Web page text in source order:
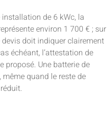
de 6 kWc, la
environ 1 700 € ; sur
doit indiquer clairement
échéant, l’attestation de
proposé. Une batterie de
quand le reste de